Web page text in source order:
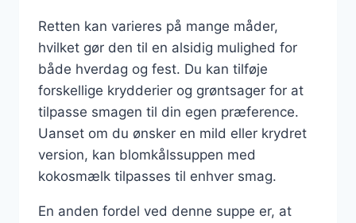
Retten kan varieres på mange måder,
hvilket gør den til en alsidig mulighed for
både hverdag og fest. Du kan tilføje
forskellige krydderier og grøntsager for at
tilpasse smagen til din egen præference.
Uanset om du ønsker en mild eller krydret
version, kan blomkålssuppen med
kokosmælk tilpasses til enhver smag.
En anden fordel ved denne suppe er, at